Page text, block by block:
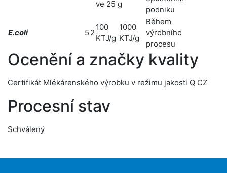
ve 25 g
podniku
E.coli 5 2
100
KTJ/g
1000
KTJ/g
Během
výrobního
procesu
Ocenění a značky kvality
Certifikát Mlékárenského výrobku v režimu jakosti Q CZ
Procesní stav
Schválený